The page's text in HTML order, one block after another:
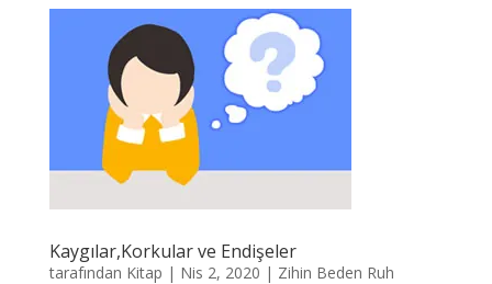
Kaygılar,Korkular ve Endişeler
tarafından Kitap | Nis 2, 2020 | Zihin Beden Ruh